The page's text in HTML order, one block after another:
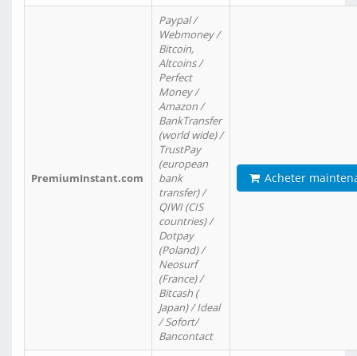
PremiumInstant.com
Paypal /
Webmoney /
Bitcoin,
Altcoins /
Perfect
Money /
Amazon /
BankTransfer
(world wide) /
TrustPay
(european
bank
transfer) /
QIWI (CIS
countries) /
Dotpay
(Poland) /
Neosurf
(France) /
Bitcash (
Japan) / Ideal
/ Sofort/
Bancontact
Acheter